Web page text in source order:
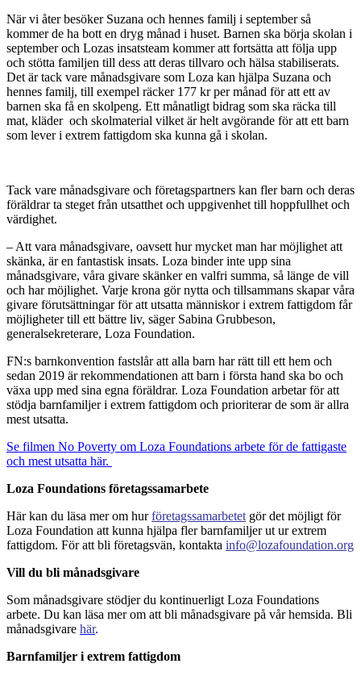
När vi åter besöker Suzana och hennes familj i september så
kommer de ha bott en dryg månad i huset. Barnen ska börja skolan i
september och Lozas insatsteam kommer att fortsätta att följa upp
och stötta familjen till dess att deras tillvaro och hälsa stabiliserats.
Det är tack vare månadsgivare som Loza kan hjälpa Suzana och
hennes familj, till exempel räcker 177 kr per månad för att ett av
barnen ska få en skolpeng. Ett månatligt bidrag som ska räcka till
mat, kläder och skolmaterial vilket är helt avgörande för att ett barn
som lever i extrem fattigdom ska kunna gå i skolan.
Tack vare månadsgivare och företagspartners kan fler barn och deras
föräldrar ta steget från utsatthet och uppgivenhet till hoppfullhet och
värdighet.
– Att vara månadsgivare, oavsett hur mycket man har möjlighet att
skänka, är en fantastisk insats. Loza binder inte upp sina
månadsgivare, våra givare skänker en valfri summa, så länge de vill
och har möjlighet. Varje krona gör nytta och tillsammans skapar våra
givare förutsättningar för att utsatta människor i extrem fattigdom får
möjligheter till ett bättre liv, säger Sabina Grubbeson,
generalsekreterare, Loza Foundation.
FN:s barnkonvention fastslår att alla barn har rätt till ett hem och
sedan 2019 är rekommendationen att barn i första hand ska bo och
växa upp med sina egna föräldrar. Loza Foundation arbetar för att
stödja barnfamiljer i extrem fattigdom och prioriterar de som är allra
mest utsatta.
Se filmen No Poverty om Loza Foundations arbete för de fattigaste
och mest utsatta här.
Loza Foundations företagssamarbete
Här kan du läsa mer om hurföretagssamarbetet gör det möjligt för
Loza Foundation att kunna hjälpa fler barnfamiljer ut ur extrem
fattigdom. För att bli företagsvän, kontakta info@lozafoundation.org
Vill du bli månadsgivare
Som månadsgivare stödjer du kontinuerligt Loza Foundations
arbete. Du kan läsa mer om att bli månadsgivare på vår hemsida. Bli
månadsgivare här.
Barnfamiljer i extrem fattigdom